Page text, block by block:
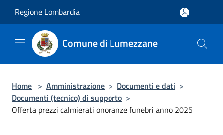
Regione Lombardia
Comune di Lumezzane
Home > Amministrazione > Documenti e dati >
Documenti (tecnico) di supporto >
Offerta prezzi calmierati onoranze funebri anno 2025